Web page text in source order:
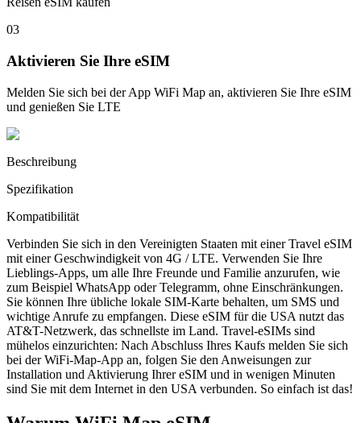
03
Aktivieren Sie Ihre eSIM
Melden Sie sich bei der App WiFi Map an, aktivieren Sie Ihre eSIM
und genießen Sie LTE
Beschreibung
Spezifikation
Kompatibilität
Verbinden Sie sich in den Vereinigten Staaten mit einer Travel eSIM
mit einer Geschwindigkeit von 4G / LTE. Verwenden Sie Ihre
Lieblings-Apps, um alle Ihre Freunde und Familie anzurufen, wie
zum Beispiel WhatsApp oder Telegramm, ohne Einschränkungen.
Sie können Ihre übliche lokale SIM-Karte behalten, um SMS und
wichtige Anrufe zu empfangen. Diese eSIM für die USA nutzt das
AT&T-Netzwerk, das schnellste im Land. Travel-eSIMs sind
mühelos einzurichten: Nach Abschluss Ihres Kaufs melden Sie sich
bei der WiFi-Map-App an, folgen Sie den Anweisungen zur
Installation und Aktivierung Ihrer eSIM und in wenigen Minuten
sind Sie mit dem Internet in den USA verbunden. So einfach ist das!